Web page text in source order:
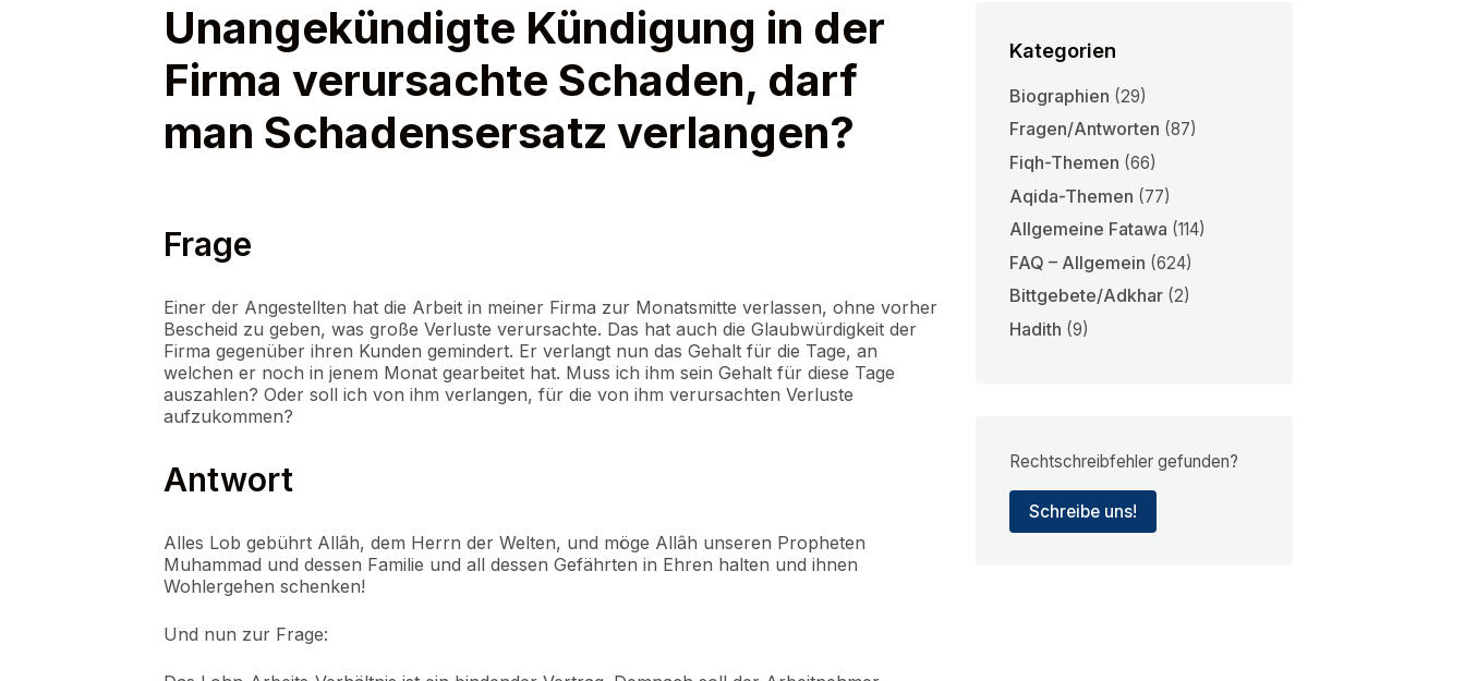
Unangekündigte Kündigung in der
Firma verursachte Schaden, darf
man Schadensersatz verlangen?
Frage
Einer der Angestellten hat die Arbeit in meiner Firma zur Monatsmitte verlassen, ohne vorher
Bescheid zu geben, was große Verluste verursachte. Das hat auch die Glaubwürdigkeit der
Firma gegenüber ihren Kunden gemindert. Er verlangt nun das Gehalt für die Tage, an
welchen er noch in jenem Monat gearbeitet hat. Muss ich ihm sein Gehalt für diese Tage
auszahlen? Oder soll ich von ihm verlangen, für die von ihm verursachten Verluste
aufzukommen?
Antwort
Alles Lob gebührt Allâh, dem Herrn der Welten, und möge Allâh unseren Propheten
Muhammad und dessen Familie und all dessen Gefährten in Ehren halten und ihnen
Wohlergehen schenken!
Und nun zur Frage:
Kategorien
Biographien (29)
Fragen/Antworten (87)
Fiqh-Themen (66)
Aqida-Themen (77)
Allgemeine Fatawa (114)
FAQ – Allgemein (624)
Bittgebete/Adkhar(2)
Hadith (9)
Rechtschreibfehler gefunden?
Schreibe uns!